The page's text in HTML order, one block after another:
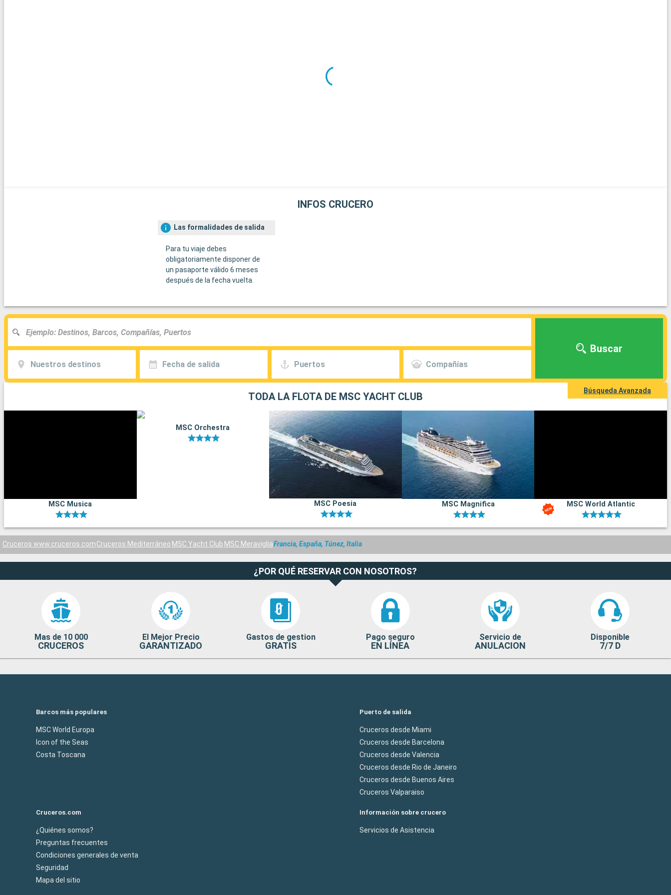
INFOS CRUCERO
Las formalidades de salida
Para tu viaje debes
obligatoriamente disponer de
un pasaporte válido 6 meses
después de la fecha vuelta.
Nuestros destinos Fecha de salida Puertos Compañías
Buscar
Búsqueda Avanzada
TODA LA FLOTA DE MSC YACHT CLUB
MSC Musica
MSC Orchestra
MSC Poesia MSC Magnifica MSC World Atlantic
Cruceros www.cruceros.comCruceros Mediterráneo MSC Yacht Club MSC MeravigliaFrancia, España, Túnez, Italia
¿POR QUÉ RESERVAR CON NOSOTROS?
Mas de 10 000
CRUCEROS
El Mejor Precio
GARANTIZADO
Gastos de gestion
GRATIS
Pago seguro
EN LÍNEA
Servicio de
ANULACION
Disponible
7/7 D
Barcos más populares
MSC World Europa
Icon of the Seas
Costa Toscana
Puerto de salida
Cruceros desde Miami
Cruceros desde Barcelona
Cruceros desde Valencia
Cruceros desde Rio de Janeiro
Cruceros desde Buenos Aires
Cruceros Valparaiso
Cruceros.com
¿Quiénes somos?
Preguntas frecuentes
Condiciones generales de venta
Seguridad
Mapa del sitio
Información sobre crucero
Servicios de Asistencia